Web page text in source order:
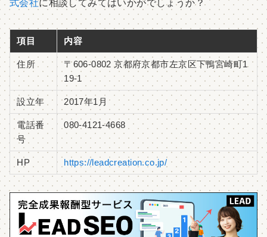
式会社に相談してみてはいかがでしょうか？
項目 内容
住所
〒606-0802 京都府京都市左京区下鴨宮崎町1
19-1
設立年 2017年1月
電話番
号
080-4121-4668
HP https://leadcreation.co.jp/